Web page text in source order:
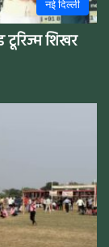
नई दिल्ली
शिखर